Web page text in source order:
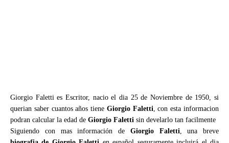
Giorgio Faletti es Escritor, nacio el dia 25 de Noviembre de 1950, si
querian saber cuantos años tiene Giorgio Faletti, con esta informacion
podran calcular la edad de Giorgio Faletti sin develarlo tan facilmente
Siguiendo con mas información de Giorgio Faletti, una breve